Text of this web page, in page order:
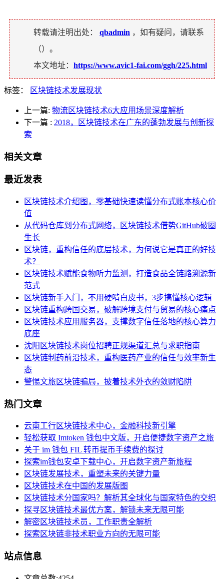
转载请注明出处： qbadmin ，如有疑问，请联系
（）。
本文地址： https://www.avic1-fai.com/ggh/225.html
标签： 区块链技术发展现状
上一篇: 物流区块链技术6大应用场景深度解析
下一篇 : 2018，区块链技术在广东的蓬勃发展与创新探
索
相关文章
最近发表
区块链技术介绍图，零基础快速读懂分布式账本核心价
值
从代码仓库到分布式网络，区块链技术借势GitHub破圈
生长
区块链，重构信任的底层技术，为何说它是真正的好技
术？
区块链技术赋能食物听力监测，打造食品全链路溯源新
范式
区块链新手入门，不用硬啃白皮书，3步搞懂核心逻辑
区块链重构跨国交易，破解跨境支付与贸易的核心痛点
区块链技术应用服务器，支撑数字信任落地的核心算力
底座
沈阳区块链技术岗位招聘正规渠道汇总与求职指南
区块链制药前沿技术，重构医药产业的信任与效率新生
态
警惕文旅区块链骗局，披着技术外衣的敛财陷阱
热门文章
云南工行区块链技术中心，金融科技新引擎
轻松获取 Imtoken 钱包中文版，开启便捷数字资产之旅
关于 im 钱包 FIL 转币提币手续费的探讨
探索im钱包安卓下载中心，开启数字资产新旅程
区块链发展技术，重塑未来的关键力量
区块链技术在中国的发展版图
区块链技术分国家吗？解析其全球化与国家特色的交织
探寻区块链技术最优方案，解锁未来无限可能
解密区块链技术员，工作职责全解析
探索区块链非技术职业方向的无限可能
站点信息